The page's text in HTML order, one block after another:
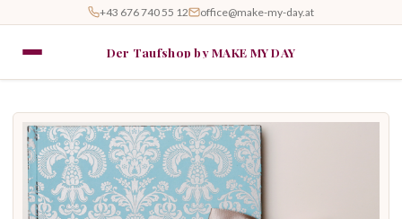
+43 676 740 55 12 office@make-my-day.at
Der Taufshop by MAKE MY DAY